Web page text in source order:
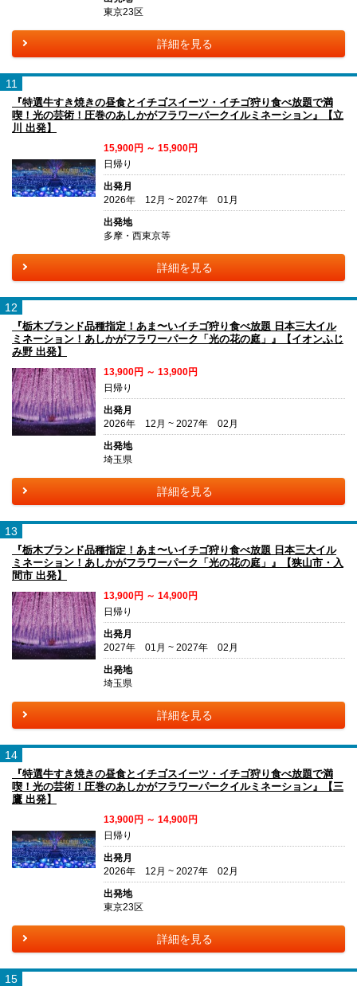
東京23区
詳細を見る
11
『特選牛すき焼きの昼食とイチゴスイーツ・イチゴ狩り食べ放題で満
喫！光の芸術！圧巻のあしかがフラワーパークイルミネーション』【立
川 出発】
15,900円 ～ 15,900円
日帰り
出発月
2026年 12月 ~ 2027年 01月
出発地
多摩・西東京等
詳細を見る
12
『栃木ブランド品種指定！あま〜いイチゴ狩り食べ放題 日本三大イル
ミネーション！あしかがフラワーパーク「光の花の庭」』【イオンふじ
み野 出発】
13,900円 ～ 13,900円
日帰り
出発月
2026年 12月 ~ 2027年 02月
出発地
埼玉県
詳細を見る
13
『栃木ブランド品種指定！あま〜いイチゴ狩り食べ放題 日本三大イル
ミネーション！あしかがフラワーパーク「光の花の庭」』【狭山市・入
間市 出発】
13,900円 ～ 14,900円
日帰り
出発月
2027年 01月 ~ 2027年 02月
出発地
埼玉県
詳細を見る
14
『特選牛すき焼きの昼食とイチゴスイーツ・イチゴ狩り食べ放題で満
喫！光の芸術！圧巻のあしかがフラワーパークイルミネーション』【三
鷹 出発】
13,900円 ～ 14,900円
日帰り
出発月
2026年 12月 ~ 2027年 02月
出発地
東京23区
詳細を見る
15